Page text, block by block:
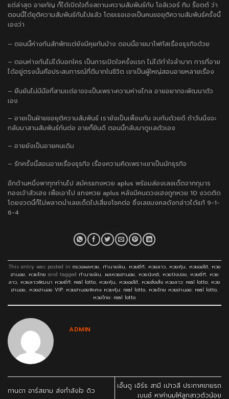
แต่ล่าสุด อายกัญ ก็ได้เปิดใจถึงสถานะความสัมพันธ์กับ โอลิเวอร์ ทิม ร็อตต์ ว่า
ตอนนี้ได้ยุติความสัมพันธ์กันไปแล้ว โดยเธอเองเป็นคนขอยุติความสัมพันธ์ครั้งนี้
เองว่า
– ตอนนี้ห่างกันสักพักเเต่ยังมีคุยกันบ้าง ตอนนี้อายมาโฟกัสเรื่องธุรกิจด้วย
– ตอนห่างกันไม่ได้บอกใคร เป็นการเปิดใจครั้งเเรก ไม่ได้ทำใจลำบาก การที่อาย
ได้อยู่ตรงนั้นคือประสบการณ์ที่ดีมากในชีวิต เขาเป็นผู้ใหญ่สอนอายหลายเรื่อง
– ยืนยันไม่มีมือที่สามเเต่อาจจะเป็นเพราะความห่างไกล อายอยากจะพัฒนาตัว
เอง
– อายเป็นฝ่ายขอยุติความสัมพันธ์ เรายังเป็นเพื่อนกัน จบกันด้วยดี ถ้าวันนึงจะ
กลับมาสานสัมพันธ์กันต่อ อายก็ยินดี ตอนนี้กลับมาดูเเลตัวเอง
– อายยังเป็นอายคนเดิม
– รักครั้งนี้สอนอายเรื่องธุรกิจ เรื่องความคิดเพราะเขาเป็นนักธุรกิจ
อีกด้านหนึ่งพาทุกท่านไป สมัครแทงหวย aplus พร้อมส่องเลขเด็ดจากกุมาร
ทองเจ้าสัวเฮง เพื่อเอาไป แทงหวย aplus หลังมีคนดวงเฮงถูกหวย 10 งวดติด
โดยงวดนี้ก็ไม่พลาดนำเลขเด็ดไปเสี่ยงโชคต่อ ซึ่งเลขมงคลดังกล่าวได้แก้ 9-1-
6-4
This entry was posted in ตรวจผลหวย, ทำนายฝัน, หวยยี่กี, หวยลาว, หวยหุ้น, หวยออโต้, หวย
ฮานอย, หวยไทย and tagged ทำนายฝัน, ผลหวยฮานอย, หวยนิเคอิ, หวยปิงปอง, หวยยี่กี, หวย
ลาว, หวยลาวพัฒนา หวยยี่กี: real lotto, หวยหุ้น, หวยออโต้, หวยฮั่งเส็ง หวยลาว: real lotto, หวย
ฮานอย, หวยฮานอย VIP, หวยฮานอยพิเศษ หวยหุ้น: real lotto, หวยไทย หวยฮานอย: real lotto,
หวยไทย: real lotto.
ADMIN
กานดา อาร์สยาม ส่งกำลังใจ ดิว
เอ็นดู เอิร์ธ สามี เปาวลี ประกาศขายรถ
เบนซ์ หาค่านมให้ลูกสาวตัวน้อย